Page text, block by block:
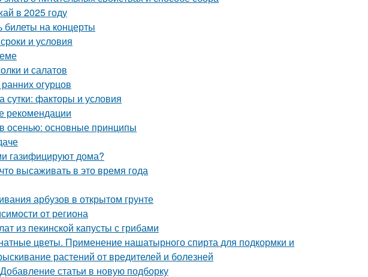
в 2025 году
билеты на концерты
и условия
и салатов
огурцов
сутки: факторы и условия
рекомендации
осенью: основные принципы
газифицируют дома?
высаживать в это время года
арбузов в открытом грунте
от региона
из пекинской капусты с грибами
цветы. Применение нашатырного спирта для подкормки и
растений от вредителей и болезней
статьи в новую подборку